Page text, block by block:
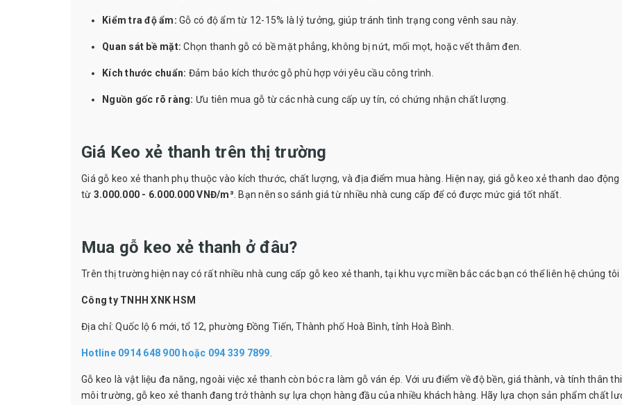
Kiểm tra độ ẩm: Gỗ có độ ẩm từ 12-15% là lý tưởng, giúp tránh tình trạng cong vênh sau này.
Quan sát bề mặt: Chọn thanh gỗ có bề mặt phẳng, không bị nứt, mối mọt, hoặc vết thâm đen.
Kích thước chuẩn: Đảm bảo kích thước gỗ phù hợp với yêu cầu công trình.
Nguồn gốc rõ ràng: Ưu tiên mua gỗ từ các nhà cung cấp uy tín, có chứng nhận chất lượng.
Giá Keo xẻ thanh trên thị trường
Giá gỗ keo xẻ thanh phụ thuộc vào kích thước, chất lượng, và địa điểm mua hàng. Hiện nay, giá gỗ keo xẻ thanh dao động
từ 3.000.000 - 6.000.000 VNĐ/m³ . Bạn nên so sánh giá từ nhiều nhà cung cấp để có được mức giá tốt nhất.
Mua gỗ keo xẻ thanh ở đâu?
Trên thị trường hiện nay có rất nhiều nhà cung cấp gỗ keo xẻ thanh, tại khu vực miền bắc các bạn có thể liên hệ chúng tôi
Công ty TNHH XNK HSM
Địa chỉ: Quốc lộ 6 mới, tổ 12, phường Đồng Tiến, Thành phố Hoà Bình, tỉnh Hoà Bình.
Hotline 0914 648 900 hoặc 094 339 7899
Gỗ keo là vật liệu đa năng, ngoài việc xẻ thanh còn bóc ra làm gỗ ván ép . Với ưu điểm về độ bền, giá thành, và tính thân
môi trường, gỗ keo xẻ thanh đang trở thành sự lựa chọn hàng đầu của nhiều khách hàng. Hãy lựa chọn sản phẩm chất